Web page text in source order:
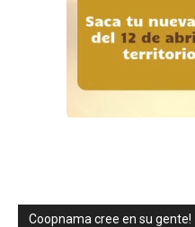
Coopnama cree en su gente!